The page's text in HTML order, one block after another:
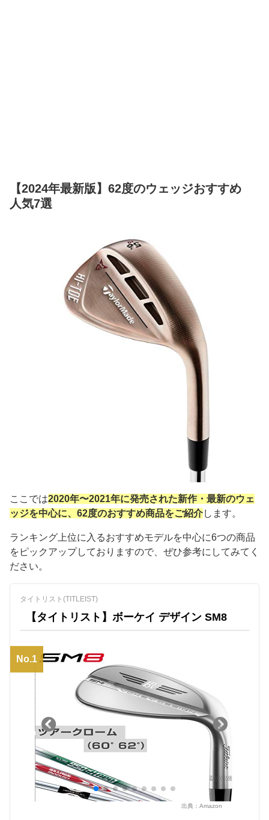
【2024年最新版】62度のウェッジおすすめ
人気7選
ここでは2020年〜2021年に発売された新作・最新のウェ
ッジを中心に、62度のおすすめ商品をご紹介します。
ランキング上位に入るおすすめモデルを中心に6つの商品
をピックアップしておりますので、ぜひ参考にしてみてく
ださい。
タイトリスト(TITLEIST)
【タイトリスト】ボーケイ デザイン SM8
No.1
出典： Amazon